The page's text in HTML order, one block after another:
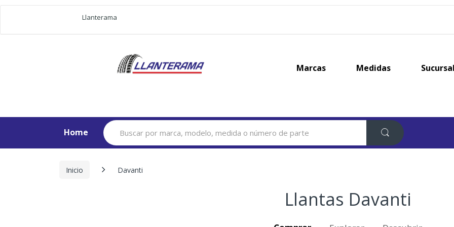
Llanterama
Marcas Medidas
Home
Search
for:
Inicio Davanti
Llantas Davanti